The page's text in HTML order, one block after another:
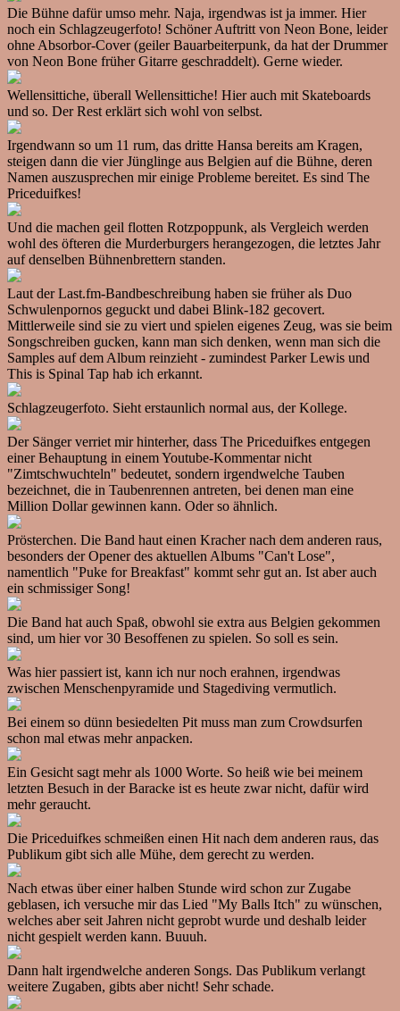
Die Bühne dafür umso mehr. Naja, irgendwas ist ja immer. Hier
noch ein Schlagzeugerfoto! Schöner Auftritt von Neon Bone, leider
ohne Absorbor-Cover (geiler Bauarbeiterpunk, da hat der Drummer
von Neon Bone früher Gitarre geschraddelt). Gerne wieder.
Wellensittiche, überall Wellensittiche! Hier auch mit Skateboards
und so. Der Rest erklärt sich wohl von selbst.
Irgendwann so um 11 rum, das dritte Hansa bereits am Kragen,
steigen dann die vier Jünglinge aus Belgien auf die Bühne, deren
Namen auszusprechen mir einige Probleme bereitet. Es sind The
Priceduifkes!
Und die machen geil flotten Rotzpoppunk, als Vergleich werden
wohl des öfteren die Murderburgers herangezogen, die letztes Jahr
auf denselben Bühnenbrettern standen.
Laut der Last.fm-Bandbeschreibung haben sie früher als Duo
Schwulenpornos geguckt und dabei Blink-182 gecovert.
Mittlerweile sind sie zu viert und spielen eigenes Zeug, was sie beim
Songschreiben gucken, kann man sich denken, wenn man sich die
Samples auf dem Album reinzieht - zumindest Parker Lewis und
This is Spinal Tap hab ich erkannt.
Schlagzeugerfoto. Sieht erstaunlich normal aus, der Kollege.
Der Sänger verriet mir hinterher, dass The Priceduifkes entgegen
einer Behauptung in einem Youtube-Kommentar nicht
"Zimtschwuchteln" bedeutet, sondern irgendwelche Tauben
bezeichnet, die in Taubenrennen antreten, bei denen man eine
Million Dollar gewinnen kann. Oder so ähnlich.
Prösterchen. Die Band haut einen Kracher nach dem anderen raus,
besonders der Opener des aktuellen Albums "Can't Lose",
namentlich "Puke for Breakfast" kommt sehr gut an. Ist aber auch
ein schmissiger Song!
Die Band hat auch Spaß, obwohl sie extra aus Belgien gekommen
sind, um hier vor 30 Besoffenen zu spielen. So soll es sein.
Was hier passiert ist, kann ich nur noch erahnen, irgendwas
zwischen Menschenpyramide und Stagediving vermutlich.
Bei einem so dünn besiedelten Pit muss man zum Crowdsurfen
schon mal etwas mehr anpacken.
Ein Gesicht sagt mehr als 1000 Worte. So heiß wie bei meinem
letzten Besuch in der Baracke ist es heute zwar nicht, dafür wird
mehr geraucht.
Die Priceduifkes schmeißen einen Hit nach dem anderen raus, das
Publikum gibt sich alle Mühe, dem gerecht zu werden.
Nach etwas über einer halben Stunde wird schon zur Zugabe
geblasen, ich versuche mir das Lied "My Balls Itch" zu wünschen,
welches aber seit Jahren nicht geprobt wurde und deshalb leider
nicht gespielt werden kann. Buuuh.
Dann halt irgendwelche anderen Songs. Das Publikum verlangt
weitere Zugaben, gibts aber nicht! Sehr schade.